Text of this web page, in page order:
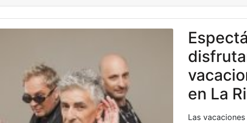
en La
Las